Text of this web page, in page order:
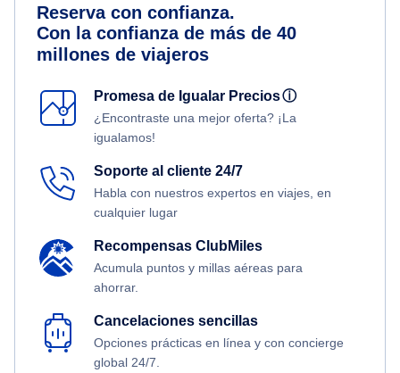
Reserva con confianza.
Con la confianza de más de 40
millones de viajeros
Promesa de Igualar Preciosⓘ
¿Encontraste una mejor oferta? ¡La
igualamos!
Soporte al cliente 24/7
Habla con nuestros expertos en viajes, en
cualquier lugar
Recompensas ClubMiles
Acumula puntos y millas aéreas para
ahorrar.
Cancelaciones sencillas
Opciones prácticas en línea y con concierge
global 24/7.